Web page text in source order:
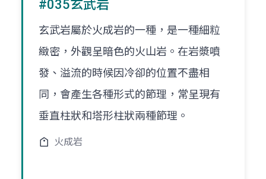
#035玄武岩
玄武岩屬於火成岩的一種，是一種細粒
緻密，外觀呈暗色的火山岩。在岩漿噴
發、溢流的時候因冷卻的位置不盡相
同，會產生各種形式的節理，常呈現有
垂直柱狀和塔形柱狀兩種節理。
火成岩